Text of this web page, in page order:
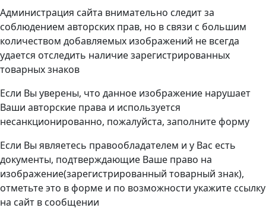
Администрация сайта внимательно следит за
соблюдением авторских прав, но в связи с большим
количеством добавляемых изображений не всегда
удается отследить наличие зарегистрированных
товарных знаков
Если Вы уверены, что данное изображение нарушает
Ваши авторские права и используется
несанкционированно, пожалуйста, заполните форму
Если Вы являетесь правообладателем и у Вас есть
документы, подтверждающие Ваше право на
изображение(зарегистрированный товарный знак),
отметьте это в форме и по возможности укажите ссылку
на сайт в сообщении